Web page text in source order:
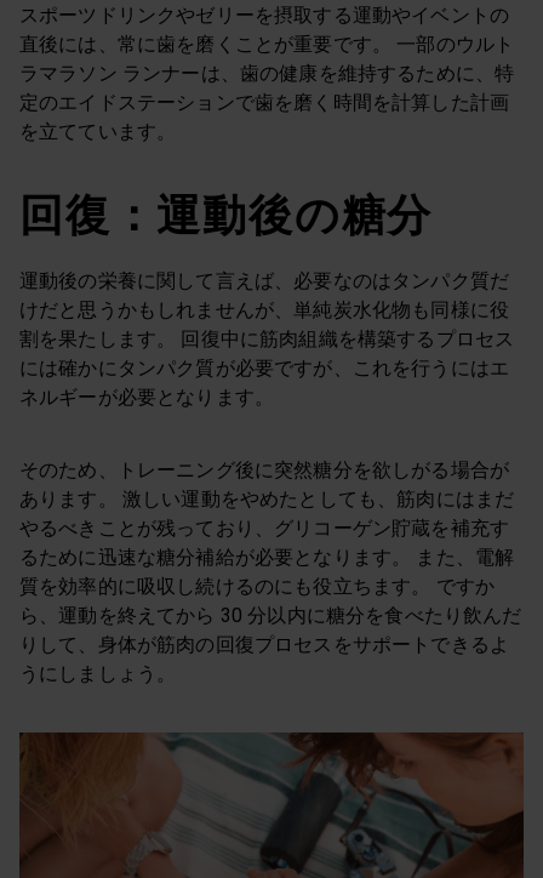
スポーツドリンクやゼリーを摂取する運動やイベントの
直後には、常に歯を磨くことが重要です。 一部のウルト
ラマラソン ランナーは、歯の健康を維持するために、特
定のエイドステーションで歯を磨く時間を計算した計画
を立てています。
回復：運動後の糖分
運動後の栄養に関して言えば、必要なのはタンパク質だ
けだと思うかもしれませんが、単純炭水化物も同様に役
割を果たします。 回復中に筋肉組織を構築するプロセス
には確かにタンパク質が必要ですが、これを行うにはエ
ネルギーが必要となります。
そのため、トレーニング後に突然糖分を欲しがる場合が
あります。 激しい運動をやめたとしても、筋肉にはまだ
やるべきことが残っており、グリコーゲン貯蔵を補充す
るために迅速な糖分補給が必要となります。 また、電解
質を効率的に吸収し続けるのにも役立ちます。 ですか
ら、運動を終えてから 30 分以内に糖分を食べたり飲んだ
りして、身体が筋肉の回復プロセスをサポートできるよ
うにしましょう。